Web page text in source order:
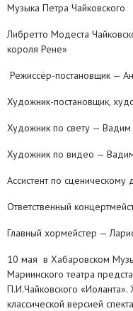
Музыка Петра Чайковского
Либретто Модеста
короля Рене»
Режиссёр-постановщик —
Художник-постановщик,
Художник по свету — Вадим
Художник по видео —
Ассистент по
Ответственный
Главный хормейстер —
10 мая в Хабаровском
Мариинского театра
П.И.Чайковского
классической версией